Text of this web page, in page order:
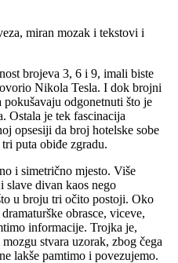
miran mozak i tekstovi i
brojeva 3, 6 i 9, imali biste
Nikola Tesla. I dok brojni
odgonetnuti što je
Ostala je tek fascinacija
opsesiji da broj hotelske sobe
puta obiđe zgradu.
i simetrično mjesto. Više
divan kaos nego
u broju tri očito postoji. Oko
obrasce, viceve,
informacije. Trojka je,
stvara uzorak, zbog čega
lakše pamtimo i povezujemo.